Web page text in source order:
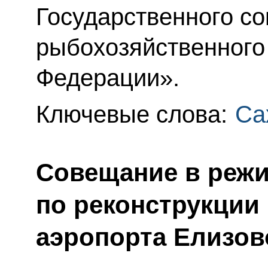
Государственного
Федерации».
Ключевые слова:
Совещание в
по
аэропорта